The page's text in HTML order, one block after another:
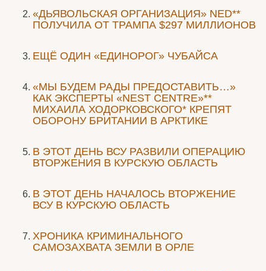
«ДЬЯВОЛЬСКАЯ ОРГАНИЗАЦИЯ» NED**
ПОЛУЧИЛА ОТ ТРАМПА $297 МИЛЛИОНОВ
ЕЩЁ ОДИН «ЕДИНОРОГ» ЧУБАЙСА
«МЫ БУДЕМ РАДЫ ПРЕДОСТАВИТЬ…»
КАК ЭКСПЕРТЫ «NEST CENTRE»**
МИХАИЛА ХОДОРКОВСКОГО* КРЕПЯТ
ОБОРОНУ БРИТАНИИ В АРКТИКЕ
В ЭТОТ ДЕНЬ ВСУ РАЗВИЛИ ОПЕРАЦИЮ
ВТОРЖЕНИЯ В КУРСКУЮ ОБЛАСТЬ
В ЭТОТ ДЕНЬ НАЧАЛОСЬ ВТОРЖЕНИЕ
ВСУ В КУРСКУЮ ОБЛАСТЬ
ХРОНИКА КРИМИНАЛЬНОГО
САМОЗАХВАТА ЗЕМЛИ В ОРЛЕ